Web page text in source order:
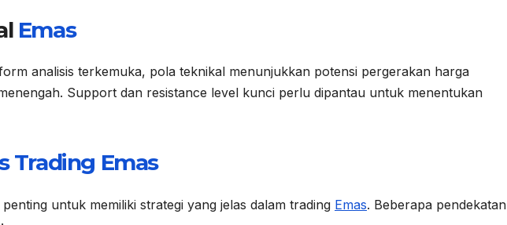
Emas
analisis terkemuka, pola teknikal menunjukkan potensi pergerakan harga
Support dan resistance level kunci perlu dipantau untuk menentukan
Trading Emas
untuk memiliki strategi yang jelas dalam trading Emas. Beberapa pendekatan